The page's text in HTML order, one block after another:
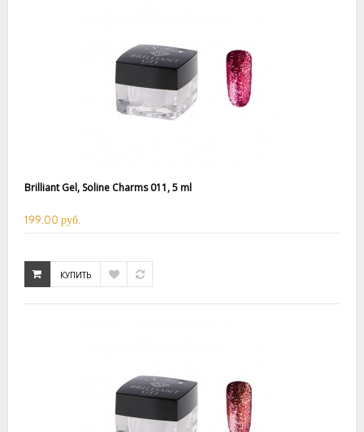
Brilliant Gel, Soline Charms 011, 5 ml
199.00 руб.
КУПИТЬ